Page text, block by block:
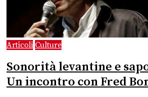
Articoli Culture
Sonorità levantine e
Un incontro con Fred